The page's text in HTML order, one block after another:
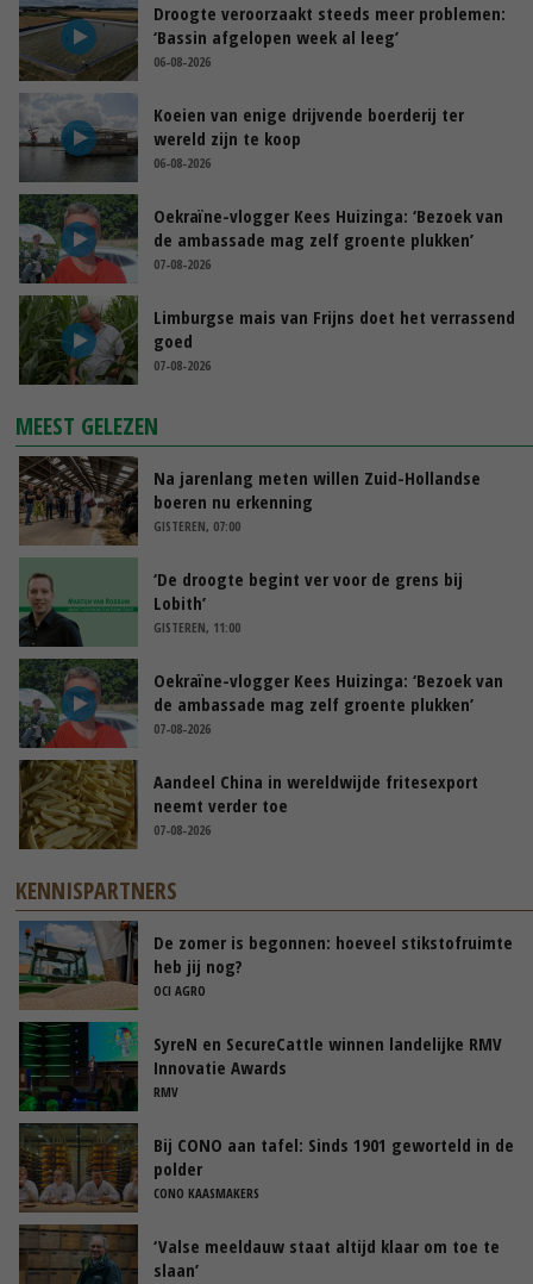
Droogte veroorzaakt steeds meer problemen:
‘Bassin afgelopen week al leeg’
06-08-2026
Koeien van enige drijvende boerderij ter
wereld zijn te koop
06-08-2026
Oekraïne-vlogger Kees Huizinga: ‘Bezoek van
de ambassade mag zelf groente plukken’
07-08-2026
Limburgse mais van Frijns doet het verrassend
goed
07-08-2026
MEEST GELEZEN
Na jarenlang meten willen Zuid-Hollandse
boeren nu erkenning
GISTEREN, 07:00
‘De droogte begint ver voor de grens bij
Lobith’
GISTEREN, 11:00
Oekraïne-vlogger Kees Huizinga: ‘Bezoek van
de ambassade mag zelf groente plukken’
07-08-2026
Aandeel China in wereldwijde fritesexport
neemt verder toe
07-08-2026
KENNISPARTNERS
De zomer is begonnen: hoeveel stikstofruimte
heb jij nog?
OCI AGRO
SyreN en SecureCattle winnen landelijke RMV
Innovatie Awards
RMV
Bij CONO aan tafel: Sinds 1901 geworteld in de
polder
CONO KAASMAKERS
‘Valse meeldauw staat altijd klaar om toe te
slaan’